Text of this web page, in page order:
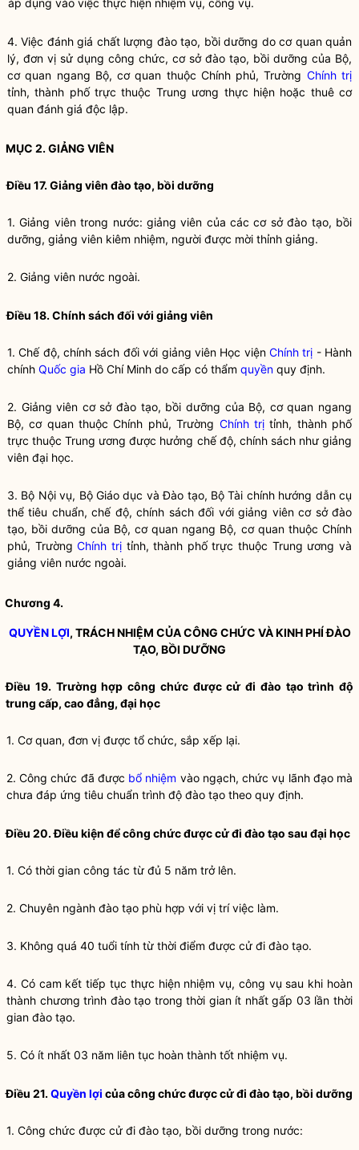
áp dụng vào việc thực hiện nhiệm vụ, công vụ.
4. Việc đánh giá chất lượng đào tạo, bồi dưỡng do cơ quan quản
lý, đơn vị sử dụng công chức, cơ sở đào tạo, bồi dưỡng của Bộ,
cơ quan ngang Bộ, cơ quan thuộc Chính phủ, Trường Chính trị
tỉnh, thành phố trực thuộc Trung ương thực hiện hoặc thuê cơ
quan đánh giá độc lập.
MỤC 2. GIẢNG VIÊN
Điều 17. Giảng viên đào tạo, bồi dưỡng
1. Giảng viên trong nước: giảng viên của các cơ sởđào tạo, bồi
dưỡng, giảng viên kiêm nhiệm, người được mời thỉnh giảng.
2. Giảng viên nước ngoài.
Điều 18. Chính sách đối với giảng viên
1. Chế độ, chính sách đối với giảng viên Học viện Chính trị - Hành
chính Quốc gia Hồ Chí Minh do cấp có thẩm quyền quy định.
2. Giảng viên cơ sởđào tạo, bồi dưỡng của Bộ, cơ quan ngang
Bộ, cơ quan thuộc Chính phủ, Trường Chính trịtỉnh, thành phố
trực thuộc Trung ương được hưởng chế độ, chính sách như giảng
viên đại học.
3. Bộ Nội vụ, Bộ Giáo dục vàĐào tạo, Bộ Tài chính hướng dẫn cụ
thể tiêu chuẩn, chế độ, chính sách đối với giảng viên cơ sở đào
tạo, bồi dưỡng của Bộ, cơ quan ngang Bộ, cơ quan thuộc Chính
phủ, TrườngChính trịtỉnh, thành phố trực thuộc Trung ương và
giảng viên nước ngoài.
Chương 4.
QUYỀN LỢI, TRÁCH NHIỆM CỦA CÔNG CHỨC VÀ KINH PHÍĐÀO
TẠO, BỒI DƯỠNG
Điều 19. Trường hợp công chức được cử đi đào tạo trình độ
trung cấp, cao đẳng, đại học
1. Cơ quan, đơn vị được tổ chức, sắp xếp lại.
2. Công chức đã được bổ nhiệm vào ngạch, chức vụ lãnh đạo mà
chưa đáp ứng tiêu chuẩn trình độ đào tạo theo quy định.
Điều 20. Điều kiện để công chức được cử đi đào tạo sau đại học
1. Có thời gian công tác từ đủ 5 năm trở lên.
2. Chuyên ngành đào tạo phù hợp với vị trí việc làm.
3. Không quá 40 tuổi tính từ thời điểm được cử đi đào tạo.
4. Có cam kết tiếp tục thực hiện nhiệm vụ, công vụ sau khi hoàn
thành chương trình đào tạo trong thời gian ít nhất gấp 03 lần thời
gian đào tạo.
5. Có ít nhất 03 năm liên tục hoàn thành tốt nhiệm vụ.
Điều 21.Quyền lợi của công chức được cử đi đào tạo, bồi dưỡng
1. Công chức được cử đi đào tạo, bồi dưỡng trong nước: